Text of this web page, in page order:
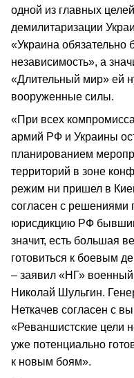
одной из главных
демилитаризации
«Украина обязательно
независимость», а
«Длительный мир» ей
вооруженные силы.
«При всех
армий РФ и Украины
планированием
территорий в зоне
режим ни пришел в
согласен с
юрисдикцию РФ
значит, есть большая
готовиться к боевым
– заявил «НГ» военный
Николай Шульгин.
Неткачев согласен с
«Реваншистские цели
уже потенциально
к новым боям».